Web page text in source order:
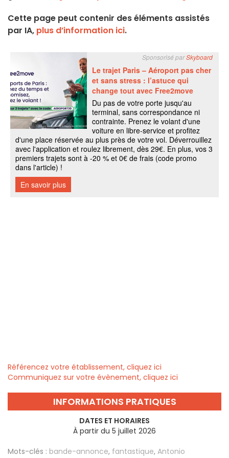
Cette page peut contenir des éléments assistés
par IA, plus d’information ici.
Référencez votre établissement, cliquez ici
Communiquez sur votre évènement, cliquez ici
INFORMATIONS PRATIQUES
DATES ET HORAIRES
À partir du 5 juillet 2026
Mots-clés : bande-annonce, fantastique, Antonio